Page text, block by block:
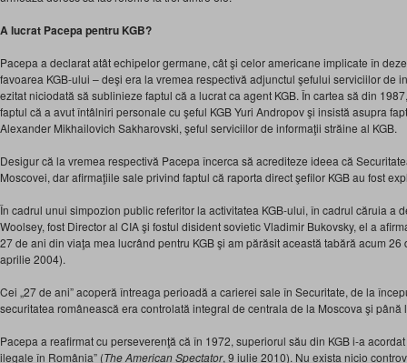
A lucrat Pacepa pentru KGB?
Pacepa a declarat atât echipelor germane, cât şi celor americane implicate în
favoarea KGB-ului – deşi era la vremea respectivă adjunctul şefului serviciilor de
ezitat niciodată să sublinieze faptul că a lucrat ca agent KGB. În cartea să din
faptul că a avut întâlniri personale cu şeful KGB Yuri Andropov şi insistă asupra
Alexander Mikhailovich Sakharovski, şeful serviciilor de informaţii străine al KGB.
Desigur că la vremea respectivă Pacepa încerca să acrediteze ideea că
Moscovei, dar afirmaţiile sale privind faptul că raporta direct şefilor KGB au fost
În cadrul unui simpozion public referitor la activitatea KGB-ului, în cadrul căruia a
Woolsey, fost Director al CIA şi fostul disident sovietic Vladimir Bukovsky, el a
27 de ani din viaţa mea lucrând pentru KGB şi am părăsit această tabără acum 26
aprilie 2004).
Cei „27 de ani” acoperă întreaga perioadă a carierei sale în Securitate, de la
securitatea românească era controlată integral de centrala de la Moscova şi până
Pacepa a reafirmat cu perseverenţă că în 1972, superiorul său din KGB i-a
ilegale în România” (The American Spectator, 9 iulie 2010). Nu exista nicio